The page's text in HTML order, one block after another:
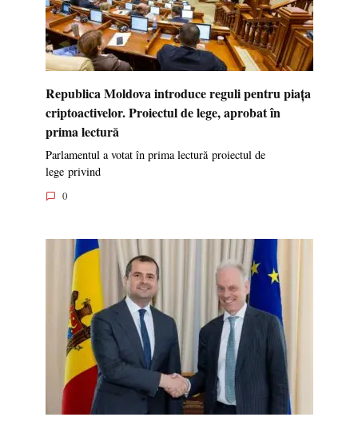
Republica Moldova introduce reguli pentru piața
criptoactivelor. Proiectul de lege, aprobat în
prima lectură
Parlamentul a votat în prima lectură proiectul de
lege privind
0